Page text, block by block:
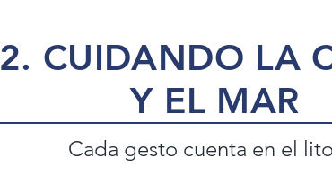
2. CUIDANDO LA
Y EL MAR
Cada gesto cuenta en el